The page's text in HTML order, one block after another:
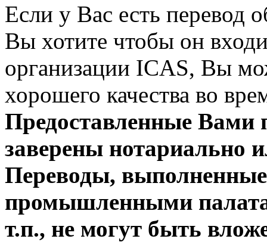
Если у Вас есть перевод
Вы хотите чтобы он
организации ICAS, Вы
хорошего качества во
Предоставленные
заверены нотариально
Переводы,
промышленными
т.п., не могут быть